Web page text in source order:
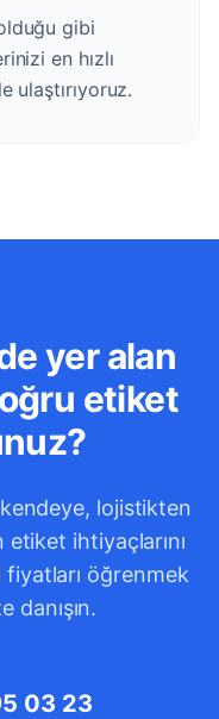
gibi
en hızlı
ulaştırıyoruz.
yer alan
etiket
lojistikten
ihtiyaçlarını
fiyatları öğrenmek
danışın.
03 23